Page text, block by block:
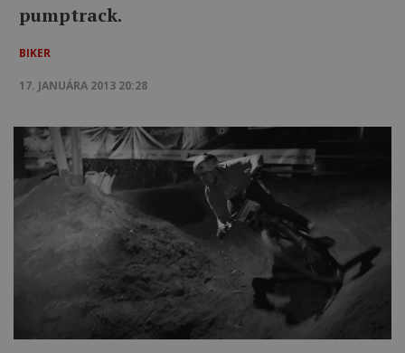
pumptrack.
BIKER
17. JANUÁRA 2013 20:28